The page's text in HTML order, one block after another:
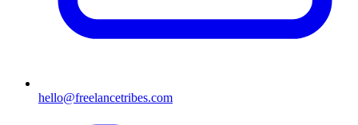
hello@freelancetribes.com